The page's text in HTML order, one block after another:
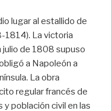
lugar al estallido de
1814). La victoria
julio de 1808 supuso
a Napoleón a
La obra
regular francés de
y población civil en las